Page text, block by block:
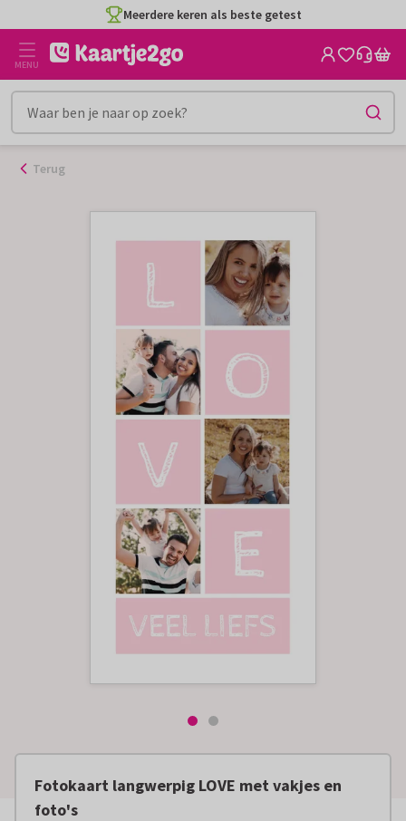
naar
inhoud
Meerdere keren als beste getest
MENU
Terug
Fotokaart langwerpig LOVE met vakjes en
foto's